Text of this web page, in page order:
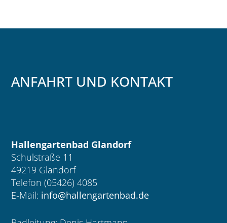
ANFAHRT UND KONTAKT
Hallengartenbad Glandorf
Schulstraße 11
49219 Glandorf
Telefon (05426) 4085
E-Mail: info@hallengartenbad.de